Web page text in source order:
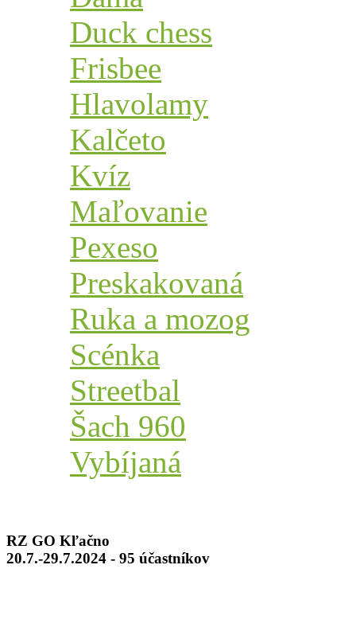
Duck chess
Frisbee
Hlavolamy
Kalčeto
Kvíz
Maľovanie
Pexeso
Preskakovaná
Ruka a mozog
Scénka
Streetbal
Šach 960
Vybíjaná
RZ GO Kľačno
20.7.-29.7.2024 - 95 účastníkov